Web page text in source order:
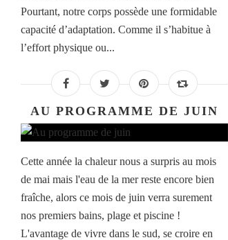
Pourtant, notre corps possède une formidable
capacité d’adaptation. Comme il s’habitue à
l’effort physique ou...
AU PROGRAMME DE JUIN
Cette année la chaleur nous a surpris au mois
de mai mais l'eau de la mer reste encore bien
fraîche, alors ce mois de juin verra surement
nos premiers bains, plage et piscine !
L'avantage de vivre dans le sud, se croire en